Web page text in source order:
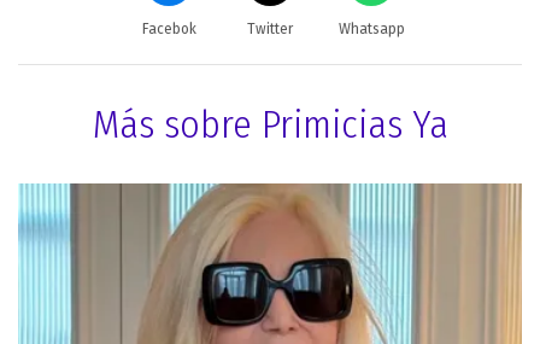
Facebok Twitter Whatsapp
Más sobre Primicias Ya